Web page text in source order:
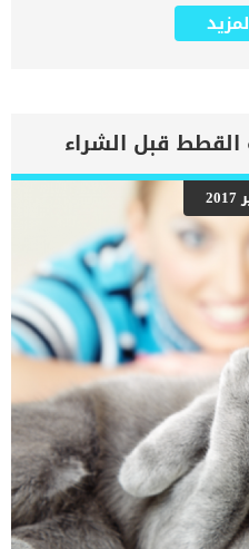
جانب القطط السوداء تماما. دعنا
الاكثر شيوعا بين الوان القطط
إذا كان أحد هذه الجينات يرمز
مميزات القطة السوداء عن غيرها
بشكل أفضل في الليل
الميزة سمحت للقطة بالتكاثر
وحتى الان. _تلاشت الشائعات
على التشاؤم وانها قليلة التبنى
تربية القطط الشيرازي والعناية
ووجودها بكثرة فى الشلاتر ومنازل
للتبنى. _كما هو الحال […]